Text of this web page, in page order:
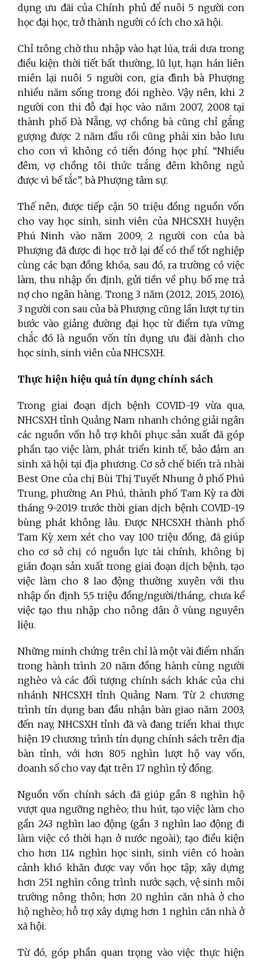
dụng ưu đãi của Chính phủ để nuôi 5 người con
học đại học, trở thành người có ích cho xã hội.
Chỉ trông chờ thu nhập vào hạt lúa, trái dưa trong
điều kiện thời tiết bất thường, lũ lụt, hạn hán liên
miên lại nuôi 5 người con, gia đình bà Phượng
nhiều năm sống trong đói nghèo. Vậy nên, khi 2
người con thi đỗ đại học vào năm 2007, 2008 tại
thành phố Đà Nẵng, vợ chồng bà cũng chỉ gắng
gượng được 2 năm đầu rồi cũng phải xin bảo lưu
cho con vì không có tiền đóng học phí. “Nhiều
đêm, vợ chồng tôi thức trắng đêm không ngủ
được vì bế tắc”, bà Phượng tâm sự.
Thế nên, được tiếp cận 50 triệu đồng nguồn vốn
cho vay học sinh, sinh viên của NHCSXH huyện
Phú Ninh vào năm 2009, 2 người con của bà
Phượng đã được đi học trở lại để có thể tốt nghiệp
cùng các bạn đồng khóa, sau đó, ra trường có việc
làm, thu nhập ổn định, gửi tiền về phụ bố mẹ trả
nợ cho ngân hàng. Trong 3 năm (2012, 2015, 2016),
3 người con sau của bà Phượng cũng lần lượt tự tin
bước vào giảng đường đại học từ điểm tựa vững
chắc đó là nguồn vốn tín dụng ưu đãi dành cho
học sinh, sinh viên của NHCSXH.
Thực hiện hiệu quả tín dụng chính sách
Trong giai đoạn dịch bệnh COVID-19 vừa qua,
NHCSXH tỉnh Quảng Nam nhanh chóng giải ngân
các nguồn vốn hỗ trợ khôi phục sản xuất đã góp
phần tạo việc làm, phát triển kinh tế, bảo đảm an
sinh xã hội tại địa phương. Cơ sở chế biến trà nhài
Best One của chị Bùi Thị Tuyết Nhung ở phố Phú
Trung, phường An Phú, thành phố Tam Kỳ ra đời
tháng 9-2019 trước thời gian dịch bệnh COVID-19
bùng phát không lâu. Được NHCSXH thành phố
Tam Kỳ xem xét cho vay 100 triệu đồng, đã giúp
cho cơ sở chị có nguồn lực tài chính, không bị
gián đoạn sản xuất trong giai đoạn dịch bệnh, tạo
việc làm cho 8 lao động thường xuyên với thu
nhập ổn định 5,5 triệu đồng/người/tháng, chưa kể
việc tạo thu nhập cho nông dân ở vùng nguyên
liệu.
Những minh chứng trên chỉ là một vài điểm nhấn
trong hành trình 20 năm đồng hành cùng người
nghèo và các đối tượng chính sách khác của chi
nhánh NHCSXH tỉnh Quảng Nam. Từ 2 chương
trình tín dụng ban đầu nhận bàn giao năm 2003,
đến nay, NHCSXH tỉnh đã và đang triển khai thực
hiện 19 chương trình tín dụng chính sách trên địa
bàn tỉnh, với hơn 805 nghìn lượt hộ vay vốn,
doanh số cho vay đạt trên 17 nghìn tỷ đồng.
Nguồn vốn chính sách đã giúp gần 8 nghìn hộ
vượt qua ngưỡng nghèo; thu hút, tạo việc làm cho
gần 243 nghìn lao động (gần 3 nghìn lao động đi
làm việc có thời hạn ở nước ngoài); tạo điều kiện
cho hơn 114 nghìn học sinh, sinh viên có hoàn
cảnh khó khăn được vay vốn học tập; xây dựng
hơn 251 nghìn công trình nước sạch, vệ sinh môi
trường nông thôn; hơn 20 nghìn căn nhà ở cho
hộ nghèo; hỗ trợ xây dựng hơn 1 nghìn căn nhà ở
xã hội.
Từ đó, góp phần quan trọng vào việc thực hiện